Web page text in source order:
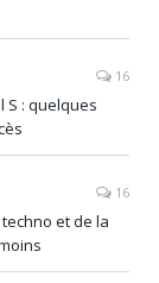
16
S : quelques
16
et de la